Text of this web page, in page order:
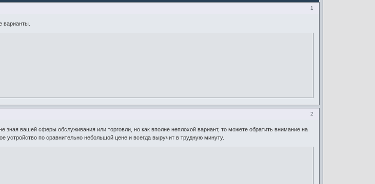
1
варианты.
2
зная вашей сферы обслуживания или торговли, но как вполне неплохой вариант, то можете обратить внимание на
устройство по сравнительно небольшой цене и всегда выручит в трудную минуту.